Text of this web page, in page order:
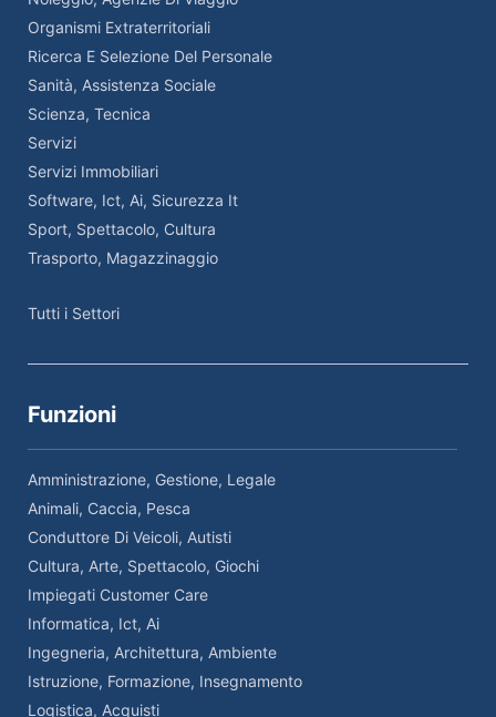
Organismi Extraterritoriali
Ricerca E Selezione Del Personale
Sanità, Assistenza Sociale
Scienza, Tecnica
Servizi
Servizi Immobiliari
Software, Ict, Ai, Sicurezza It
Sport, Spettacolo, Cultura
Trasporto, Magazzinaggio
Tutti i Settori
Funzioni
Amministrazione, Gestione, Legale
Animali, Caccia, Pesca
Conduttore Di Veicoli, Autisti
Cultura, Arte, Spettacolo, Giochi
Impiegati Customer Care
Informatica, Ict, Ai
Ingegneria, Architettura, Ambiente
Istruzione, Formazione, Insegnamento
Logistica, Acquisti